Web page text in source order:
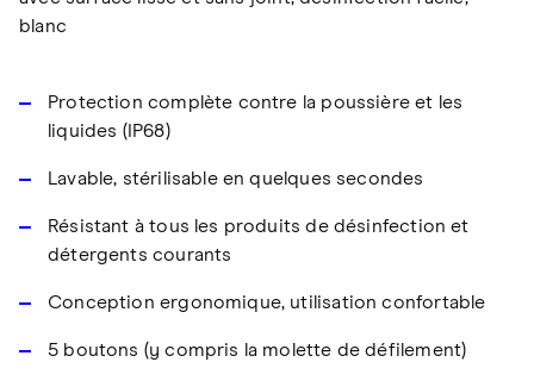
blanc
Protection complète contre la poussière et les
liquides (IP68)
Lavable, stérilisable en quelques secondes
Résistant à tous les produits de désinfection et
détergents courants
Conception ergonomique, utilisation confortable
5 boutons (y compris la molette de défilement)